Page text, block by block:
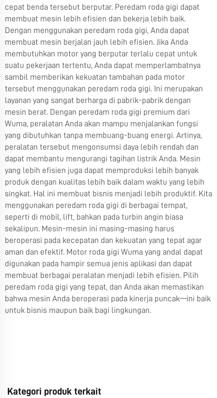
cepat benda tersebut berputar. Peredam roda gigi dapat
membuat mesin lebih efisien dan bekerja lebih baik.
Dengan menggunakan peredam roda gigi, Anda dapat
membuat mesin berjalan jauh lebih efisien. Jika Anda
membutuhkan motor yang berputar terlalu cepat untuk
suatu pekerjaan tertentu, Anda dapat memperlambatnya
sambil memberikan kekuatan tambahan pada motor
tersebut menggunakan peredam roda gigi. Ini merupakan
layanan yang sangat berharga di pabrik-pabrik dengan
mesin berat. Dengan peredam roda gigi premium dari
Wuma, peralatan Anda akan mampu menjalankan fungsi
yang dibutuhkan tanpa membuang-buang energi. Artinya,
peralatan tersebut mengonsumsi daya lebih rendah dan
dapat membantu mengurangi tagihan listrik Anda. Mesin
yang lebih efisien juga dapat memproduksi lebih banyak
produk dengan kualitas lebih baik dalam waktu yang lebih
singkat. Hal ini membuat bisnis menjadi lebih produktif. Kita
menggunakan peredam roda gigi di berbagai tempat,
seperti di mobil, lift, bahkan pada turbin angin biasa
sekalipun. Mesin-mesin ini masing-masing harus
beroperasi pada kecepatan dan kekuatan yang tepat agar
aman dan efektif. Motor roda gigi Wuma yang andal dapat
digunakan pada hampir semua jenis aplikasi dan dapat
membuat berbagai peralatan menjadi lebih efisien. Pilih
peredam roda gigi yang tepat, dan Anda akan memastikan
bahwa mesin Anda beroperasi pada kinerja puncak—ini baik
untuk bisnis maupun baik bagi lingkungan.
Kategori produk terkait